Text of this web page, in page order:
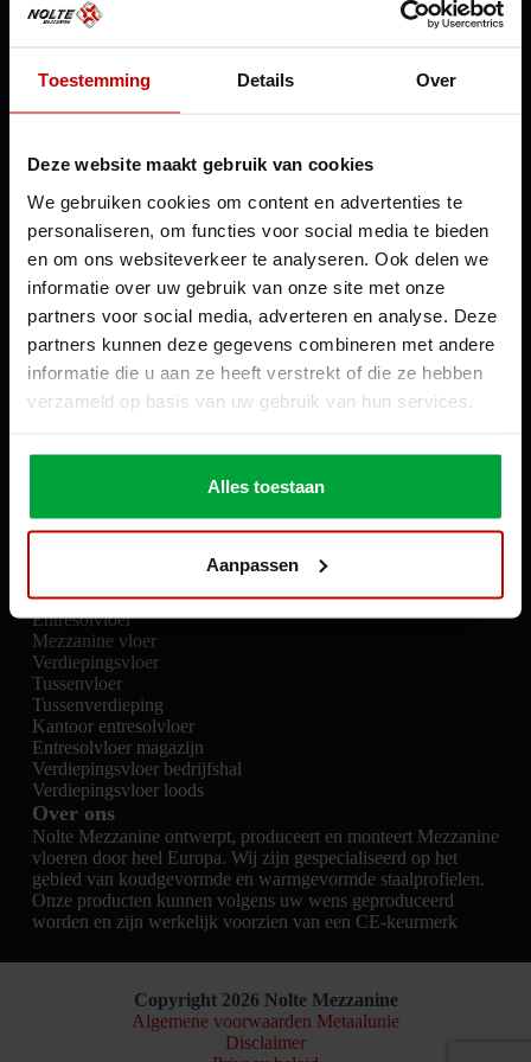
Toestemming Details Over
Deze website maakt gebruik van cookies
We gebruiken cookies om content en advertenties te
personaliseren, om functies voor social media te bieden
en om ons websiteverkeer te analyseren. Ook delen we
informatie over uw gebruik van onze site met onze
partners voor social media, adverteren en analyse. Deze
partners kunnen deze gegevens combineren met andere
informatie die u aan ze heeft verstrekt of die ze hebben
verzameld op basis van uw gebruik van hun services.
Alles toestaan
Aanpassen
Nederland
Dependance Moldavië
Crown Plaza Park
Strada Columna 102 Chișinău
Sitemap
Home
Contact
Producten
Entresolvloer
Mezzanine vloer
Verdiepingsvloer
Tussenvloer
Tussenverdieping
Kantoor entresolvloer
Entresolvloer magazijn
Verdiepingsvloer bedrijfshal
Verdiepingsvloer loods
Over ons
Nolte Mezzanine ontwerpt, produceert en monteert Mezzanine
vloeren door heel Europa. Wij zijn gespecialiseerd op het
gebied van koudgevormde en warmgevormde staalprofielen.
Onze producten kunnen volgens uw wens geproduceerd
worden en zijn werkelijk voorzien van een CE-keurmerk
Dependance Duitsland
Hansastr 216
13051 Berlin
+49 (0)3222 – 10 91 453
Contact
+31 (0) 229 30 40 40
info@noltemezzanine.com
KVK: 37140785
Copyright 2026 Nolte Mezzanine
Algemene voorwaarden Metaalunie
Disclaimer